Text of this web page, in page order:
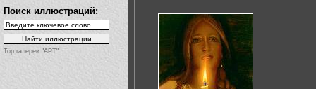
Поиск иллюстраций:
Top галереи "АРТ"